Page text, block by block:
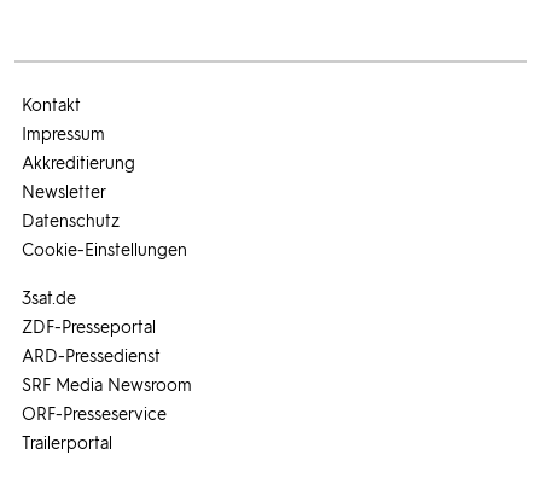
3sat.de
ZDF-Presseportal
ARD-Pressedienst
SRF Media Newsroom
ORF-Presseservice
Trailerportal
Kontakt
Impressum
Akkreditierung
Newsletter
Datenschutz
Cookie-Einstellungen